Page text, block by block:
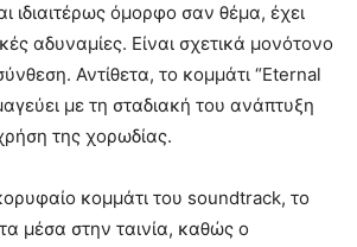
ιδιαιτέρως όμορφο σαν θέμα, έχει
αδυναμίες. Είναι σχετικά μονότονο
Αντίθετα, το κομμάτι “Eternal
με τη σταδιακή του ανάπτυξη
της χορωδίας.
κομμάτι του soundtrack, το
μέσα στην ταινία, καθώς ο